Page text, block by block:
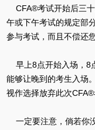
CFA®考试开始后三十
午或下午考试的规定部
参与考试，而且不偿还
早上8点开始入场，8
能够让晚到的考生入场
视作选择放弃此次CFA®
一定要注意，倘若你